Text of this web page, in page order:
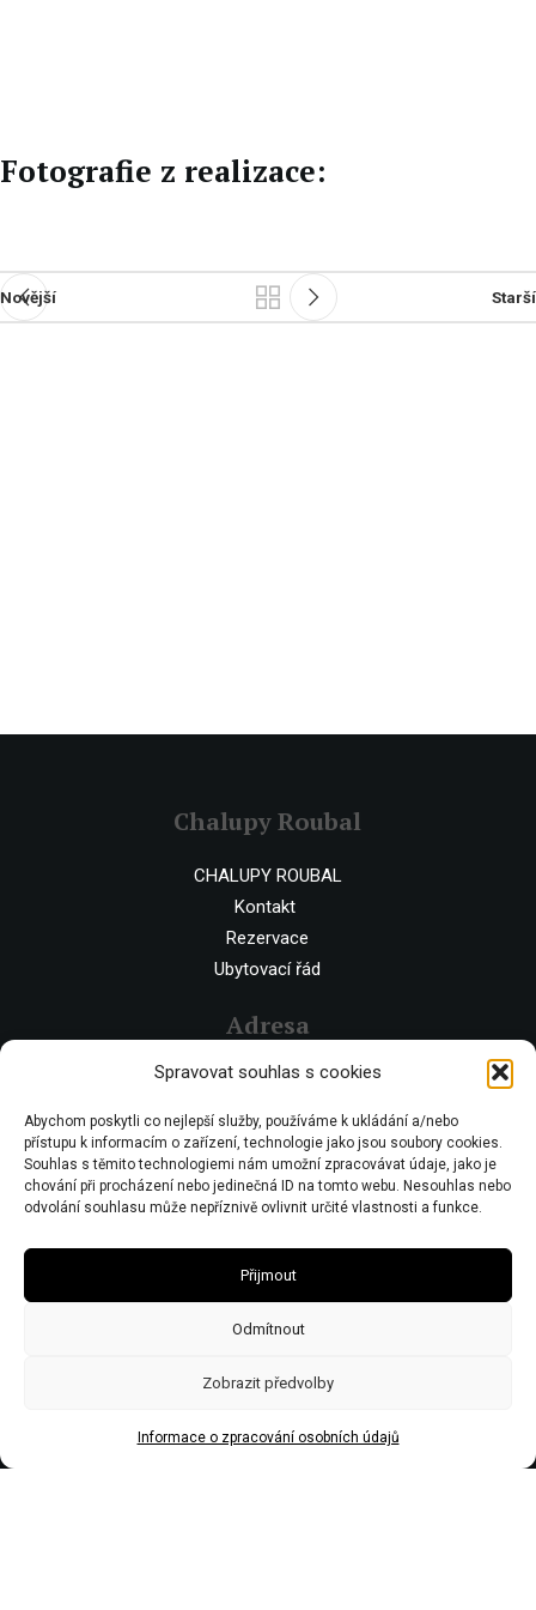
Spravovat souhlas s cookies
Abychom poskytli co nejlepší služby, používáme k ukládání a/nebo
přístupu k informacím o zařízení, technologie jako jsou soubory cookies.
Souhlas s těmito technologiemi nám umožní zpracovávat údaje, jako je
chování při procházení nebo jedinečná ID na tomto webu. Nesouhlas nebo
odvolání souhlasu může nepříznivě ovlivnit určité vlastnosti a funkce.
Přijmout
Odmítnout
Zobrazit předvolby
Informace o zpracování osobních údajů
Fotografie z realizace:
Novější Starší
Chalupy Roubal
CHALUPY ROUBAL
Kontakt
Rezervace
Ubytovací řád
Adresa
Chalupy: Černý Důl 543 44
Kancelář: Dolní Olešnice 32, 543 71
IČO 67446281 | DIČ CZ7506243437 | Obecní živnostenský úřad zn:
č.j.Ž/2578/08/Ry21953/3